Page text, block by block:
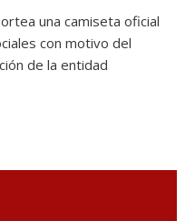
una camiseta oficial
con motivo del
de la entidad